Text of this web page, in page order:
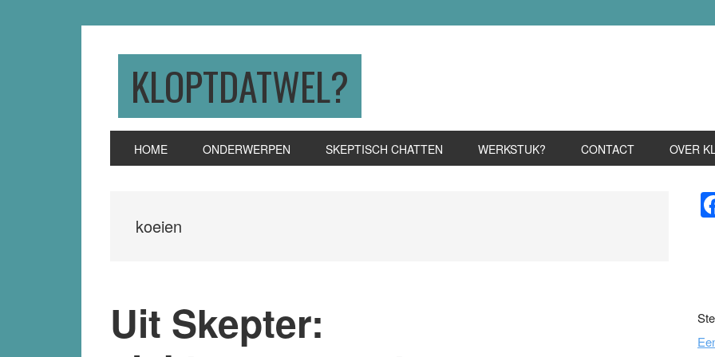
KLOPTDATWEL?
HOME ONDERWERPEN SKEPTISCH CHATTEN WERKSTUK? CONTACT OVER
koeien
Uit Skepter: